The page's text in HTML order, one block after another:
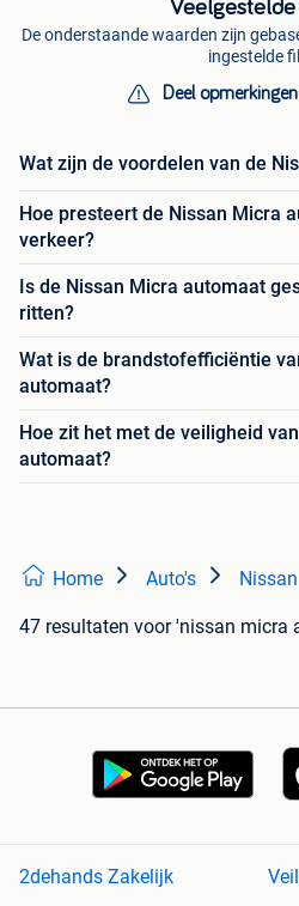
De onderstaande waarden zijn
ingestelde
Deel
Wat zijn de voordelen van de
Hoe presteert de Nissan Micra
verkeer?
Is de Nissan Micra automaat
ritten?
Wat is de brandstofefficiëntie
automaat?
Hoe zit het met de veiligheid
automaat?
Home Auto's Nissan
47 resultaten voor 'nissan micra
2dehands Zakelijk